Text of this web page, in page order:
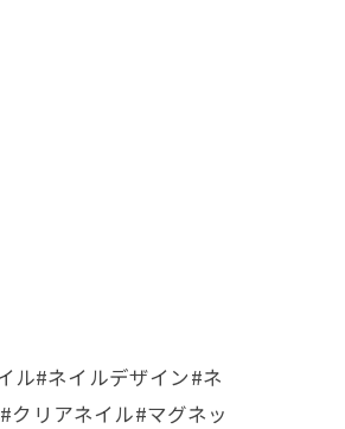
#ネイルデザイン#ネ
リアネイル#マグネッ